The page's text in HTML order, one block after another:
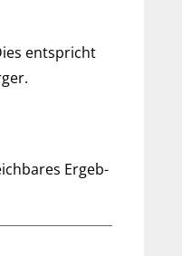
ent­spricht
Er­geb­